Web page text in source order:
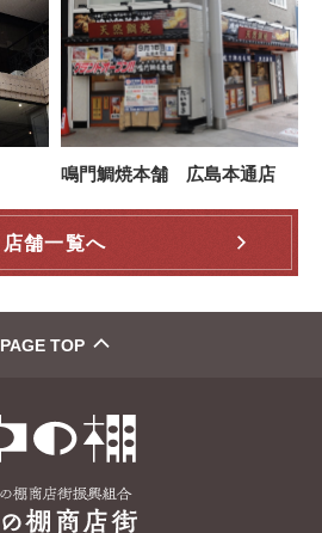
鳴門鯛焼本舗 広島本通店
店舗一覧へ
PAGE TOP